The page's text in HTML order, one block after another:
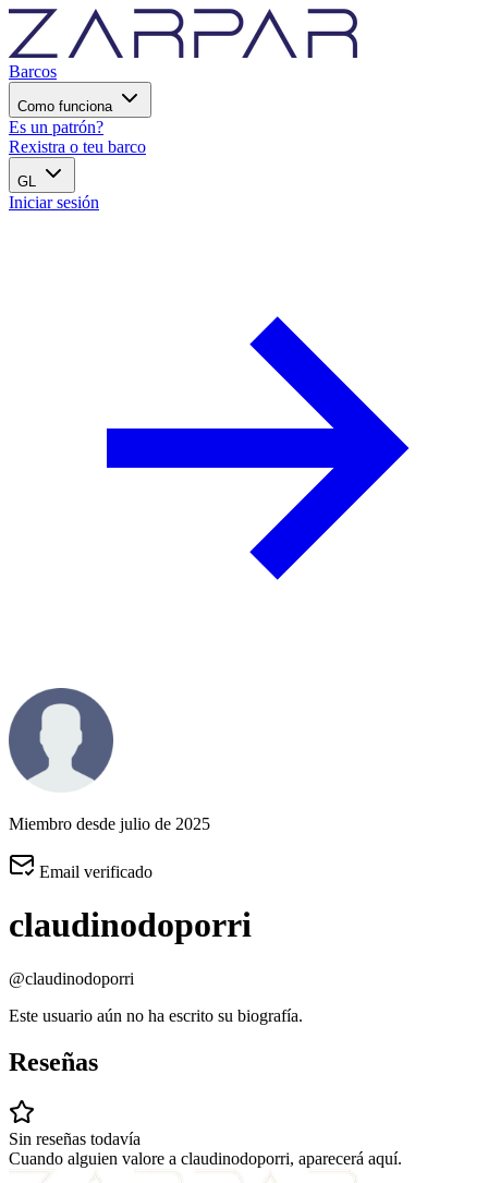
Barcos
Como funciona
Es un patrón?
Rexistra o teu barco
GL
Iniciar sesión
Miembro desde julio de 2025
Email verificado
claudinodoporri
@claudinodoporri
Este usuario aún no ha escrito su biografía.
Reseñas
Sin reseñas todavía
Cuando alguien valore a claudinodoporri, aparecerá aquí.